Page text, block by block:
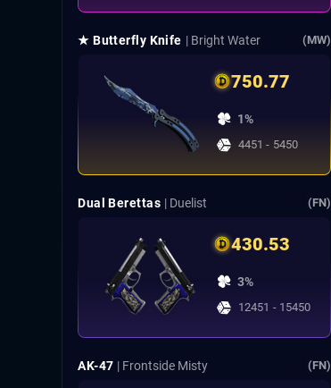
★ Butterfly Knife | Bright Water (MW)
750.77
1%
4451 - 5450
Dual Berettas | Duelist (FN)
430.53
3%
12451 - 15450
AK-47 | Frontside Misty (FN)